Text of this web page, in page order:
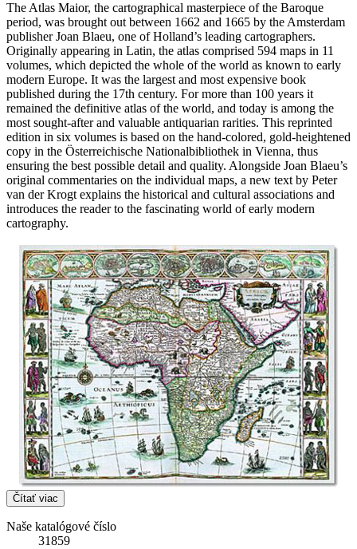
The Atlas Maior, the cartographical masterpiece of the Baroque
period, was brought out between 1662 and 1665 by the Amsterdam
publisher Joan Blaeu, one of Holland’s leading cartographers.
Originally appearing in Latin, the atlas comprised 594 maps in 11
volumes, which depicted the whole of the world as known to early
modern Europe. It was the largest and most expensive book
published during the 17th century. For more than 100 years it
remained the definitive atlas of the world, and today is among the
most sought-after and valuable antiquarian rarities. This reprinted
edition in six volumes is based on the hand-colored, gold-heightened
copy in the Österreichische Nationalbibliothek in Vienna, thus
ensuring the best possible detail and quality. Alongside Joan Blaeu’s
original commentaries on the individual maps, a new text by Peter
van der Krogt explains the historical and cultural associations and
introduces the reader to the fascinating world of early modern
cartography.
Čítať viac
Naše katalógové číslo
31859